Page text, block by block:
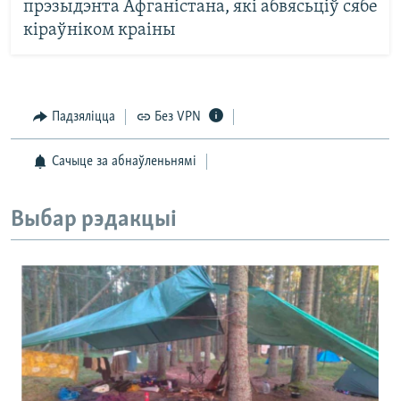
прэзыдэнта Афганістана, які абвясьціў сябе
кіраўніком краіны
Падзяліцца Без VPN
Сачыце за абнаўленьнямі
Выбар рэдакцыі